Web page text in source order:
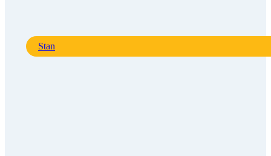
Stan